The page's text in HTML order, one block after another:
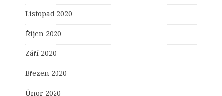
Listopad 2020
Říjen 2020
Září 2020
Březen 2020
Únor 2020